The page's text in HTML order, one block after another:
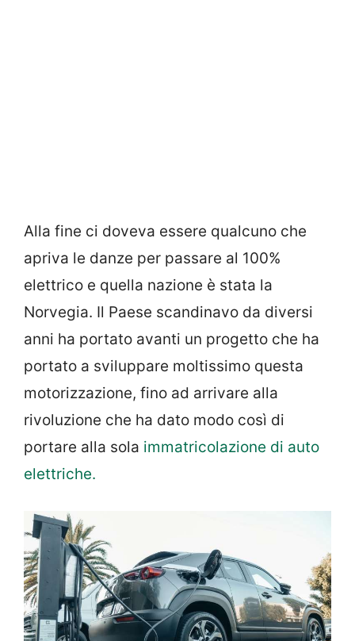
Alla fine ci doveva essere qualcuno che
apriva le danze per passare al 100%
elettrico e quella nazione è stata la
Norvegia. Il Paese scandinavo da diversi
anni ha portato avanti un progetto che ha
portato a sviluppare moltissimo questa
motorizzazione, fino ad arrivare alla
rivoluzione che ha dato modo così di
portare alla sola immatricolazione di auto
elettriche.